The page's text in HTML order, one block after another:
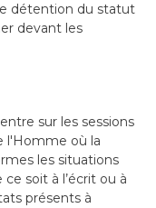
détention du statut
devant les
sur les sessions
l'Homme où la
les situations
soit à l’écrit ou à
présents à